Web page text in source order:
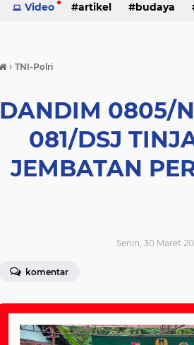
Peristiwa Politik TNI-Polri
Video artikel budaya
› TNI-Polri
DANDIM 0805/
081/DSJ
JEMBATAN
Senin, 30 Maret
komentar